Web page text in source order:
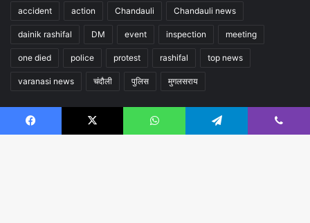
accident action Chandauli Chandauli news
dainik rashifal DM event inspection meeting
one died police protest rashifal top news
varanasi news चंदौली पुलिस मुगलसराय
Follow us
Facebook X WhatsApp Telegram Viber